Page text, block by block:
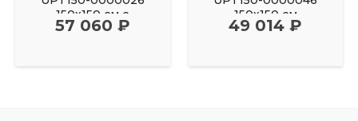
150х150 см с
фронтальным
57 060 ₽
150х150 см
49 014 ₽